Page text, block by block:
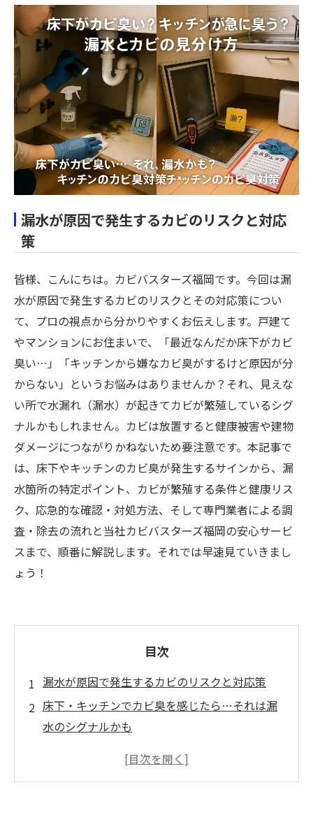
漏水が原因で発生するカビのリスクと対応
策
皆様、こんにちは。カビバスターズ福岡です。今回は漏
水が原因で発生するカビのリスクとその対応策につい
て、プロの視点から分かりやすくお伝えします。戸建て
やマンションにお住まいで、「最近なんだか床下がカビ
臭い…」「キッチンから嫌なカビ臭がするけど原因が分
からない」というお悩みはありませんか？それ、見えな
い所で水漏れ（漏水）が起きてカビが繁殖しているシグ
ナルかもしれません。カビは放置すると健康被害や建物
ダメージにつながりかねないため要注意です。本記事で
は、床下やキッチンのカビ臭が発生するサインから、漏
水箇所の特定ポイント、カビが繁殖する条件と健康リス
ク、応急的な確認・対処方法、そして専門業者による調
査・除去の流れと当社カビバスターズ福岡の安心サービ
スまで、順番に解説します。それでは早速見ていきまし
ょう！
目次
漏水が原因で発生するカビのリスクと対応策
床下・キッチンでカビ臭を感じたら…それは漏
水のシグナルかも
キッチンや床下に潜む水漏れ箇所と原因（配
管・排水トラップ・結露など）